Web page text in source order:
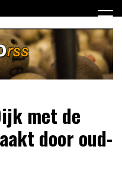
met de
door oud-